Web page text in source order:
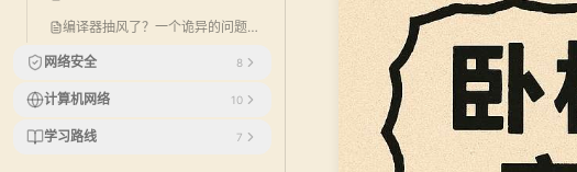
编译器抽风了？一个诡异的问题探究
网络安全 8
计算机网络 10
学习路线 7